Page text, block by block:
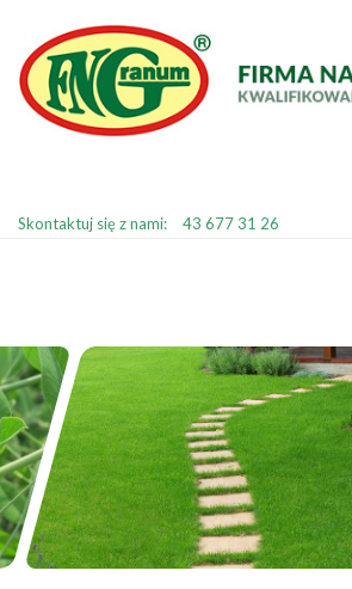
Skontaktuj się z nami: 43 677 31 26